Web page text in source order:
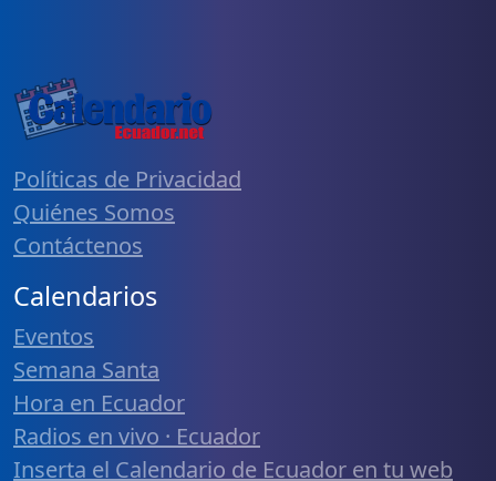
Políticas de Privacidad
Quiénes Somos
Contáctenos
Calendarios
Eventos
Semana Santa
Hora en Ecuador
Radios en vivo · Ecuador
Inserta el Calendario de Ecuador en tu web